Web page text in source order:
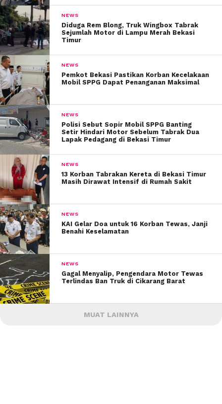
NEWS
Diduga Rem Blong, Truk Wingbox Tabrak
Sejumlah Motor di Lampu Merah Bekasi
Timur
NEWS
Pemkot Bekasi Pastikan Korban Kecelakaan
Mobil SPPG Dapat Penanganan Maksimal
NEWS
Polisi Sebut Sopir Mobil SPPG Banting
Setir Hindari Motor Sebelum Tabrak Dua
Lapak Pedagang di Bekasi Timur
NEWS
13 Korban Tabrakan Kereta di Bekasi Timur
Masih Dirawat Intensif di Rumah Sakit
NEWS
KAI Gelar Doa untuk 16 Korban Tewas, Janji
Benahi Keselamatan
NEWS
Gagal Menyalip, Pengendara Motor Tewas
Terlindas Ban Truk di Cikarang Barat
MUAT LAINNYA